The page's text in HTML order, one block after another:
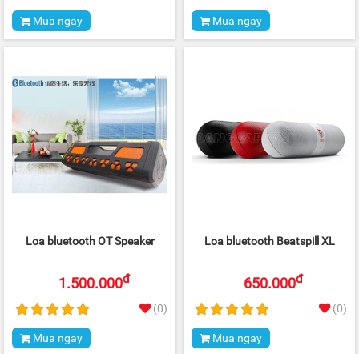
Mua ngay Mua ngay
Loa bluetooth OT Speaker
1.500.000đ
(0)
Mua ngay
Loa bluetooth Beatspill XL
650.000đ
(0)
Mua ngay